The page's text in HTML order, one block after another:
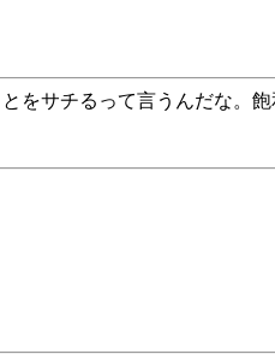
サチるって言うんだな。飽